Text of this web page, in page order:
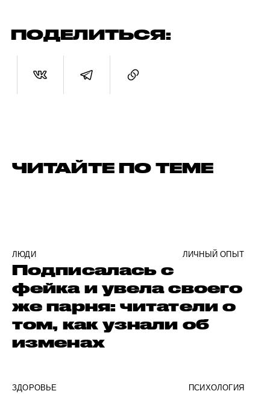
ПОДЕЛИТЬСЯ:
ЧИТАЙТЕ ПО ТЕМЕ
ЛЮДИ ЛИЧНЫЙ ОПЫТ
Подписалась с
фейка и увела своего
же парня: читатели о
том, как узнали об
изменах
ЗДОРОВЬЕ ПСИХОЛОГИЯ